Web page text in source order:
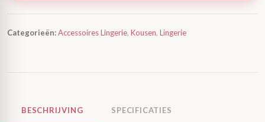
Categorieën:Accessoires Lingerie, Kousen, Lingerie
BESCHRIJVING SPECIFICATIES